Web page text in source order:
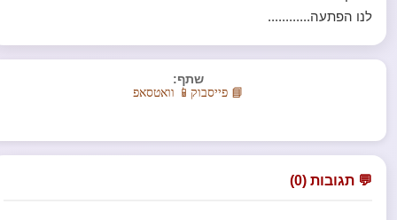
לנו הפתעה............
שתף:
📘 פייסבוק 📱 וואטסאפ
💬 תגובות (0)